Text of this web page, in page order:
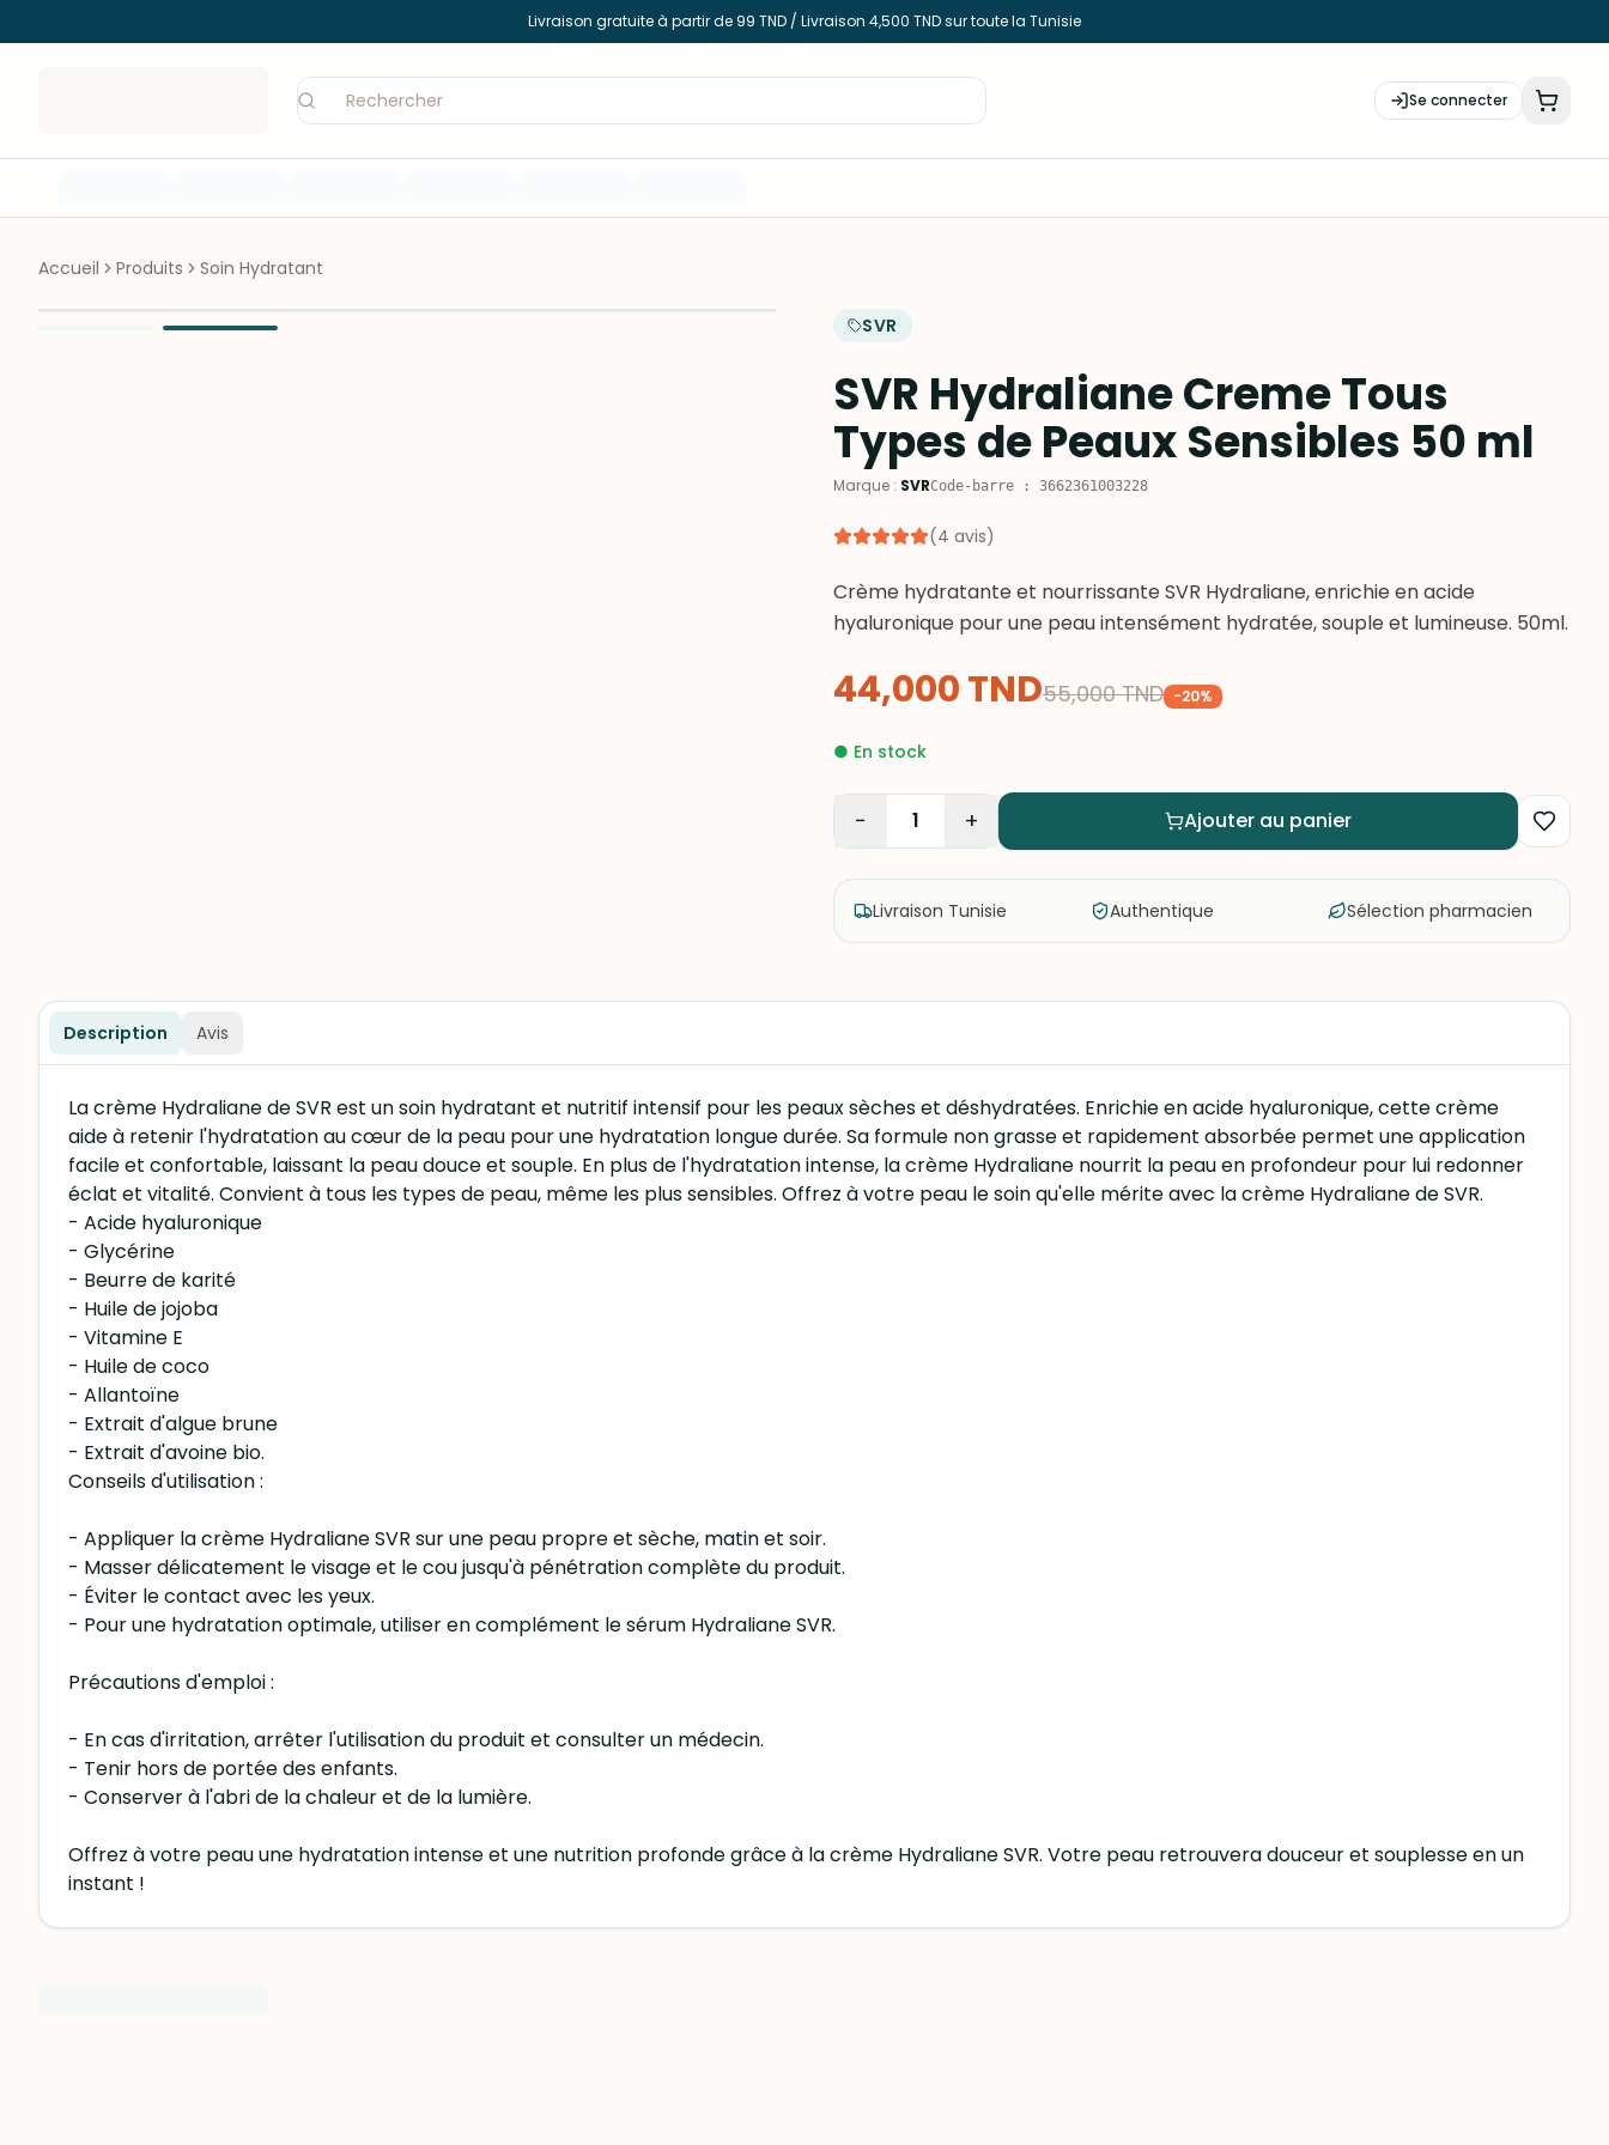
Livraison gratuite à partir de 99 TND / Livraison 4,500 TND sur toute la Tunisie
Se connecter
Accueil Produits Soin Hydratant
SVR
SVR Hydraliane Creme Tous
Types de Peaux Sensibles 50 ml
Marque : SVRCode-barre : 3662361003228
(4 avis)
Crème hydratante et nourrissante SVR Hydraliane, enrichie en acide
hyaluronique pour une peau intensément hydratée, souple et lumineuse. 50ml.
44,000TND55,000 TND -20%
● En stock
− 1 + Ajouter au panier
Livraison Tunisie Authentique Sélection pharmacien
Description Avis
La crème Hydraliane de SVR est un soin hydratant et nutritif intensif pour les peaux sèches et déshydratées. Enrichie en acide hyaluronique, cette crème
aide à retenir l'hydratation au cœur de la peau pour une hydratation longue durée. Sa formule non grasse et rapidement absorbée permet une application
facile et confortable, laissant la peau douce et souple. En plus de l'hydratation intense, la crème Hydraliane nourrit la peau en profondeur pour lui redonner
éclat et vitalité. Convient à tous les types de peau, même les plus sensibles. Offrez à votre peau le soin qu'elle mérite avec la crème Hydraliane de SVR.
- Acide hyaluronique
- Glycérine
- Beurre de karité
- Huile de jojoba
- Vitamine E
- Huile de coco
- Allantoïne
- Extrait d'algue brune
- Extrait d'avoine bio.
Conseils d'utilisation :
- Appliquer la crème Hydraliane SVR sur une peau propre et sèche, matin et soir.
- Masser délicatement le visage et le cou jusqu'à pénétration complète du produit.
- Éviter le contact avec les yeux.
- Pour une hydratation optimale, utiliser en complément le sérum Hydraliane SVR.
Précautions d'emploi :
- En cas d'irritation, arrêter l'utilisation du produit et consulter un médecin.
- Tenir hors de portée des enfants.
- Conserver à l'abri de la chaleur et de la lumière.
Offrez à votre peau une hydratation intense et une nutrition profonde grâce à la crème Hydraliane SVR. Votre peau retrouvera douceur et souplesse en un
instant !